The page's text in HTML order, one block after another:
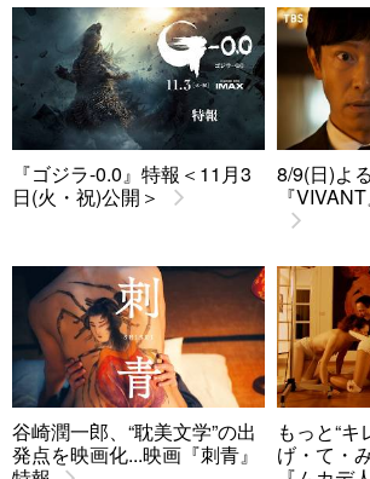
『ゴジラ-0.0』特報＜11月3
日(火・祝)公開＞
8/9(日)よ
『
谷崎潤一郎、“耽美文学”の出
発点を映画化...映画『刺青』
もっと“キ
げ・て・